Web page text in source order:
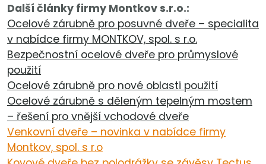
Další články firmy Montkov s.r.o.:
Ocelové zárubně pro posuvné dveře – specialita
v nabídce firmy MONTKOV, spol. s r.o.
Bezpečnostní ocelové dveře pro průmyslové
použití
Ocelové zárubně pro nové oblasti použití
Ocelové zárubně s děleným tepelným mostem
– řešení pro vnější vchodové dveře
Venkovní dveře – novinka v nabídce firmy
Montkov, spol. s r.o